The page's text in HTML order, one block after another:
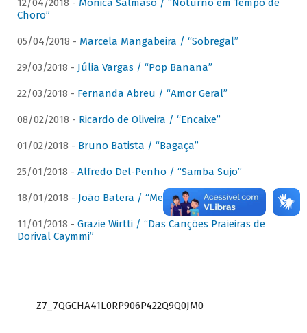
12/04/2018 - Mônica Salmaso / “Noturno em Tempo de
Choro”
05/04/2018 - Marcela Mangabeira / “Sobregal”
29/03/2018 - Júlia Vargas / “Pop Banana”
22/03/2018 - Fernanda Abreu / “Amor Geral”
08/02/2018 - Ricardo de Oliveira / “Encaixe”
01/02/2018 - Bruno Batista / “Bagaça”
25/01/2018 - Alfredo Del-Penho / “Samba Sujo”
18/01/2018 - João Batera / “Meu Pandeiro”
11/01/2018 - Grazie Wirtti / “Das Canções Praieiras de
Dorival Caymmi”
Z7_7QGCHA41L0RP906P422Q9Q0JM0